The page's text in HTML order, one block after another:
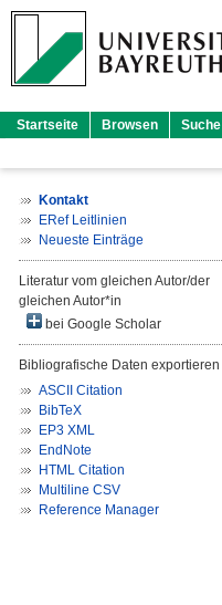
Startseite Browsen Suche
Kontakt
ERef Leitlinien
Neueste Einträge
Literatur vom gleichen Autor/der
gleichen Autor*in
bei Google Scholar
Bibliografische Daten exportieren
ASCII Citation
BibTeX
EP3 XML
EndNote
HTML Citation
Multiline CSV
Reference Manager